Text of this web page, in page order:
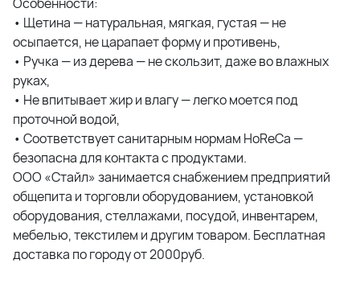
• Щетина — натуральная, мягкая, густая — не
осыпается, не царапает форму и противень,
• Ручка — из дерева — не скользит, даже во влажных
руках,
• Не впитывает жир и влагу — легко моется под
проточной водой,
• Соответствует санитарным нормам HoReCa —
безопасна для контакта с продуктами.
ООО «Стайл» занимается снабжением предприятий
общепита и торговли оборудованием, установкой
оборудования, стеллажами, посудой, инвентарем,
мебелью, текстилем и другим товаром. Бесплатная
доставка по городу от 2000руб.